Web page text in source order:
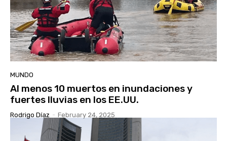
MUNDO
Al menos 10 muertos en inundaciones y
fuertes lluvias en los EE.UU.
Rodrigo Díaz - February 24, 2025